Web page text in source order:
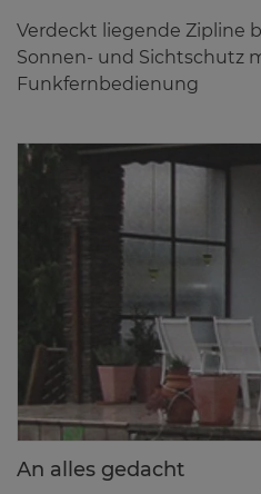
Verdeckt liegende Zipline
Sonnen- und Sichtschutz
Funkfernbedienung
An al­les ge­dacht